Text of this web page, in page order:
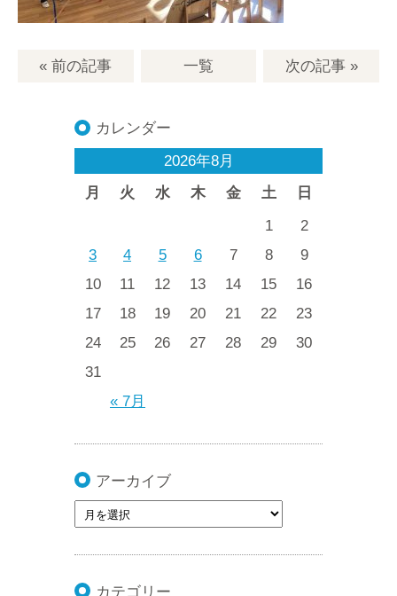
« 前の記事 一覧 次の記事»
カレンダー
2026年8月
月
火 水 木 金 土 日
« 7月
1
2
3
4 5 6 7 8
9
10
11 12 13 14 15
16
17
18 19 20 21 22
23
24
25 26 27 28 29
30
31
アーカイブ
カテゴリー